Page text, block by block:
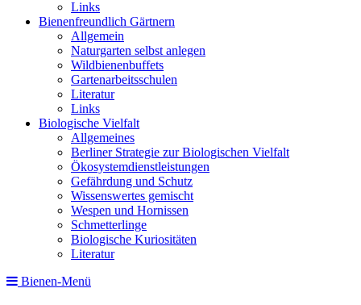
Links
Bienen­freundlich Gärtnern
Allgemein
Naturgarten selbst anlegen
Wildbienenbuffets
Gartenarbeitsschulen
Literatur
Links
Biologische Vielfalt
Allgemeines
Berliner Strategie zur Biologischen Vielfalt
Ökosystemdienstleistungen
Gefährdung und Schutz
Wissenswertes gemischt
Wespen und Hornissen
Schmetterlinge
Biologische Kuriositäten
Literatur
Bienen-Menü